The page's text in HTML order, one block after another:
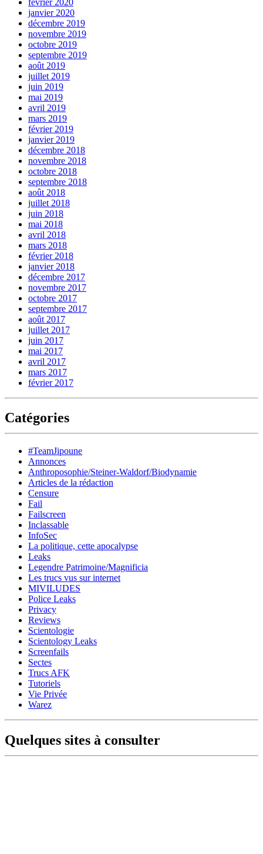
janvier 2020
décembre 2019
novembre 2019
octobre 2019
septembre 2019
août 2019
juillet 2019
juin 2019
mai 2019
avril 2019
mars 2019
février 2019
janvier 2019
décembre 2018
novembre 2018
octobre 2018
septembre 2018
août 2018
juillet 2018
juin 2018
mai 2018
avril 2018
mars 2018
février 2018
janvier 2018
décembre 2017
novembre 2017
octobre 2017
septembre 2017
août 2017
juillet 2017
juin 2017
mai 2017
avril 2017
mars 2017
février 2017
Catégories
#TeamJipoune
Annonces
Anthroposophie/Steiner-Waldorf/Biodynamie
Articles de la rédaction
Censure
Fail
Failscreen
Inclassable
InfoSec
La politique, cette apocalypse
Leaks
Legendre Patrimoine/Magnificia
Les trucs vus sur internet
MIVILUDES
Police Leaks
Privacy
Reviews
Scientologie
Scientology Leaks
Screenfails
Sectes
Trucs AFK
Tutoriels
Vie Privée
Warez
Quelques sites à consulter